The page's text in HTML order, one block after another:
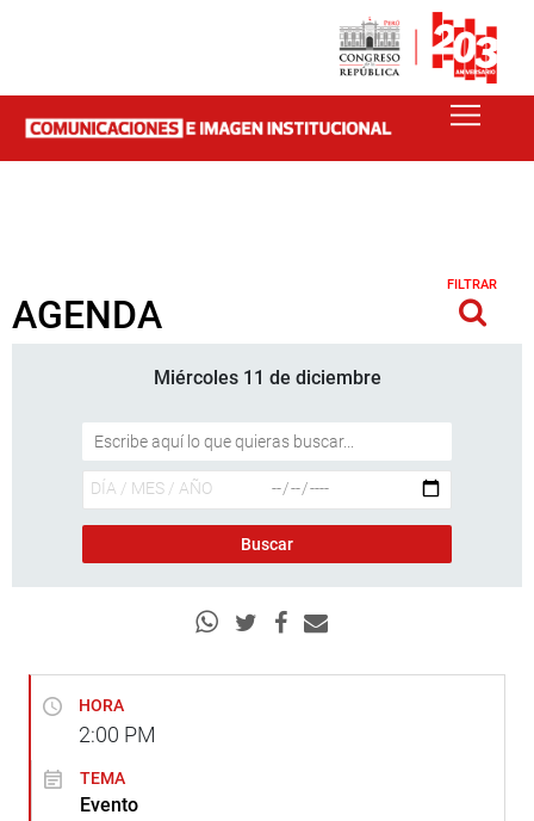
AGENDA
FILTRAR
Miércoles 11 de diciembre
HORA
2:00 PM
TEMA
Evento